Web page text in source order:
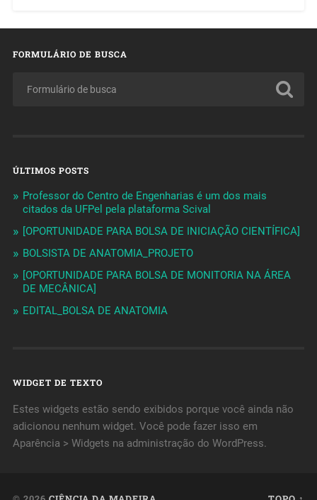
FORMULÁRIO DE BUSCA
ÚLTIMOS POSTS
Professor do Centro de Engenharias é um dos mais
citados da UFPel pela plataforma Scival
[OPORTUNIDADE PARA BOLSA DE INICIAÇÃO CIENTÍFICA]
BOLSISTA DE ANATOMIA_PROJETO
[OPORTUNIDADE PARA BOLSA DE MONITORIA NA ÁREA
DE MECÂNICA]
EDITAL_BOLSA DE ANATOMIA
WIDGET DE TEXTO
Estes widgets estão sendo exibidos porque você ainda não
adicionou nenhum widget. Você pode fazer isso em
Aparência > Widgets na administração do WordPress.